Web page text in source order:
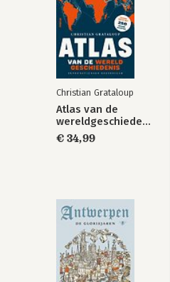
Christian Grataloup
Atlas van de
wereldgeschiedenis
€ 34,99